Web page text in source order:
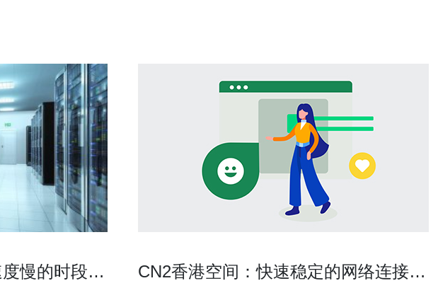
慢的时段规
CN2香港空间：快速稳定的网络连接方